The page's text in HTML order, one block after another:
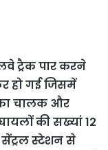
ट्रैक पार करने
हो गई जिसमें
चालक और
की सख्यां 12
सेंट्रल स्टेशन से